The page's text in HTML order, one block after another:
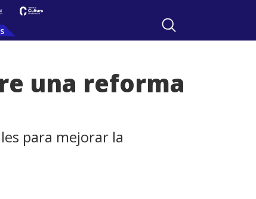
una reforma
para mejorar la